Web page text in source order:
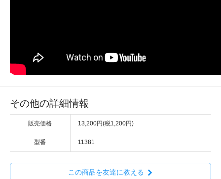
その他の詳細情報
販売価格 13,200円(税1,200円)
型番 11381
この商品を友達に教える